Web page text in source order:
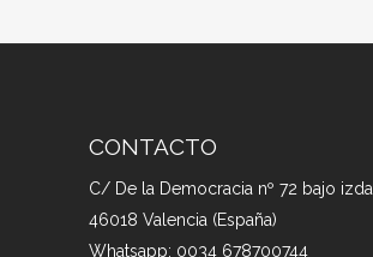
CONTACTO
C/ De la Democracia nº 72 bajo izda.
46018 Valencia (España)
Whatsapp: 0034 678700744